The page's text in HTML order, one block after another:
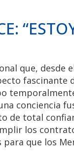
que, desde
fascinante
conciencia
de total
los
que los